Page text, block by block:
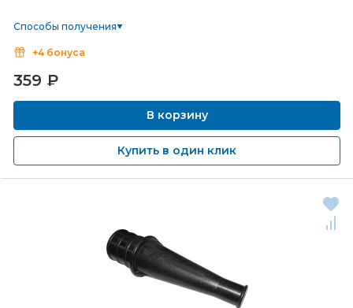
Способы получения
+4 бонуса
359 ₽
В корзину
Купить в один клик